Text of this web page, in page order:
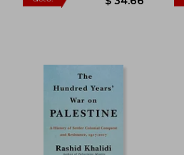
45%
dcto.